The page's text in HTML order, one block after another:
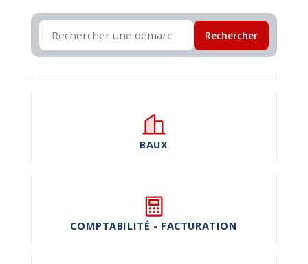
Rechercher
BAUX
COMPTABILITÉ - FACTURATION